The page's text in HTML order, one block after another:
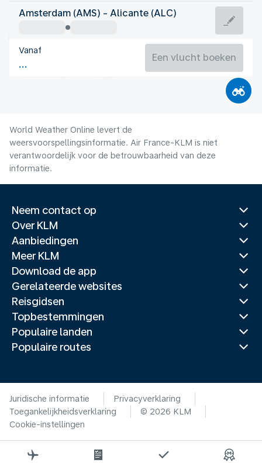
Spanje
Alicante
Spanje
Vluchttijd
Amsterdam (AMS) - Alicante (ALC)
Vanaf
Een vlucht boeken
World Weather Online levert de
weersvoorspellingsinformatie. Air France-KLM is niet
verantwoordelijk voor de betrouwbaarheid van deze
informatie.
Neem contact op
Over KLM
Aanbiedingen
Meer KLM
Download de app
Gerelateerde websites
Reisgidsen
Topbestemmingen
Populaire landen
Populaire routes
Juridische informatie
Privacyverklaring
Toegankelijkheidsverklaring
© 2026 KLM
Cookie-instellingen